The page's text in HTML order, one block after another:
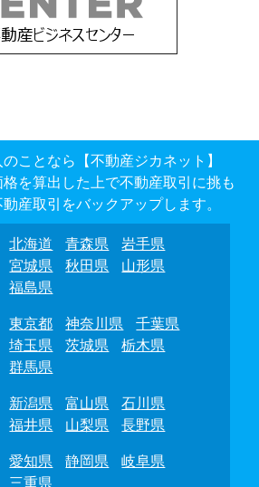
ことなら【不動産ジカネット】
を算出した上で不動産取引に挑も
産取引をバックアップします。
北海道 青森県
岩手県
宮城県
秋田県
山形県
福島県
東京都 神奈川県
千葉県
埼玉県
茨城県
栃木県
群馬県
新潟県 富山県
石川県
福井県
山梨県
長野県
愛知県 静岡県
岐阜県
三重県